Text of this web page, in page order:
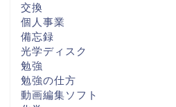
交換
個人事業
備忘録
光学ディスク
勉強
勉強の仕方
動画編集ソフト